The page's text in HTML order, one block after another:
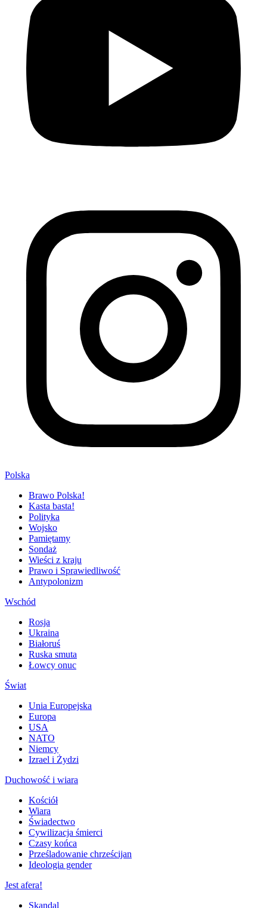
Polska
Brawo Polska!
Kasta basta!
Polityka
Wojsko
Pamiętamy
Sondaż
Wieści z kraju
Prawo i Sprawiedliwość
Antypolonizm
Wschód
Rosja
Ukraina
Białoruś
Ruska smuta
Łowcy onuc
Świat
Unia Europejska
Europa
USA
NATO
Niemcy
Izrael i Żydzi
Duchowość i wiara
Kościół
Wiara
Świadectwo
Cywilizacja śmierci
Czasy końca
Prześladowanie chrześcijan
Ideologia gender
Jest afera!
Skandal